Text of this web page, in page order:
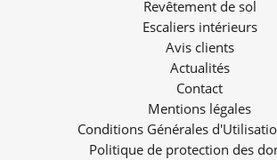
Revêtement de sol
Escaliers intérieurs
Avis clients
Actualités
Contact
Mentions légales
Conditions Générales
Politique de protection des